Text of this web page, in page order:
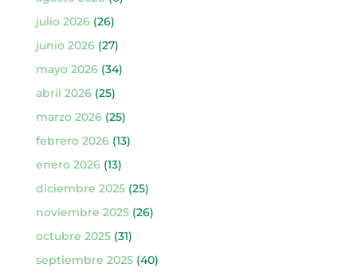
julio 2026(26)
junio 2026(27)
mayo 2026(34)
abril 2026(25)
marzo 2026(25)
febrero 2026(13)
enero 2026(13)
diciembre 2025(25)
noviembre 2025(26)
octubre 2025(31)
septiembre 2025(40)